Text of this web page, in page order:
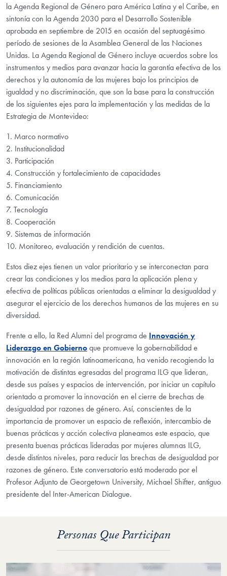
la Agenda Regional de Género para América Latina y el Caribe, en
sintonía con la Agenda 2030 para el Desarrollo Sostenible
aprobada en septiembre de 2015 en ocasión del septuagésimo
período de sesiones de la Asamblea General de las Naciones
Unidas. La Agenda Regional de Género incluye acuerdos sobre los
instrumentos y medios para avanzar hacia la garantía efectiva de los
derechos y la autonomía de las mujeres bajo los principios de
igualdad y no discriminación, que son la base para la construcción
de los siguientes ejes para la implementación y las medidas de la
Estrategia de Montevideo:
1. Marco normativo
2. Institucionalidad
3. Participación
4. Construcción y fortalecimiento de capacidades
5. Financiamiento
6. Comunicación
7. Tecnología
8. Cooperación
9. Sistemas de información
10. Monitoreo, evaluación y rendición de cuentas.
Estos diez ejes tienen un valor prioritario y se interconectan para
crear las condiciones y los medios para la aplicación plena y
efectiva de políticas públicas orientadas a eliminar la desigualdad y
asegurar el ejercicio de los derechos humanos de las mujeres en su
diversidad.
Frente a ello, la Red Alumni del programa de Innovación y
Liderazgo en Gobiernoque promueve la gobernabilidad e
innovación en la región latinoamericana, ha venido recogiendo la
motivación de distintas egresadas del programa ILG que lideran,
desde sus países y espacios de intervención, por iniciar un capítulo
orientado a promover la innovación en el cierre de brechas de
desigualdad por razones de género. Así, conscientes de la
importancia de promover un espacio de reflexión, intercambio de
buenas prácticas y acción colectiva planeamos este espacio, que
presenta buenas prácticas lideradas por mujeres alumnas ILG,
desde distintos niveles, para reducir las brechas de desigualdad por
razones de género. Este conversatorio está moderado por el
Profesor Adjunto de Georgetown University, Michael Shifter, antiguo
presidente del Inter-American Dialogue.
Personas Que Participan